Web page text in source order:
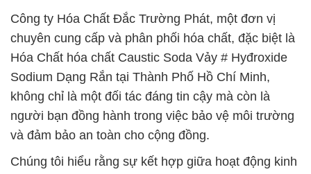
Công ty Hóa Chất Đắc Trường Phát, một đơn vị
chuyên cung cấp và phân phối hóa chất, đặc biệt là
Hóa Chất hóa chất Caustic Soda Vảy # Hyđroxide
Sodium Dạng Rắn tại Thành Phố Hồ Chí Minh,
không chỉ là một đối tác đáng tin cậy mà còn là
người bạn đồng hành trong việc bảo vệ môi trường
và đảm bảo an toàn cho cộng đồng.
Chúng tôi hiểu rằng sự kết hợp giữa hoạt động kinh